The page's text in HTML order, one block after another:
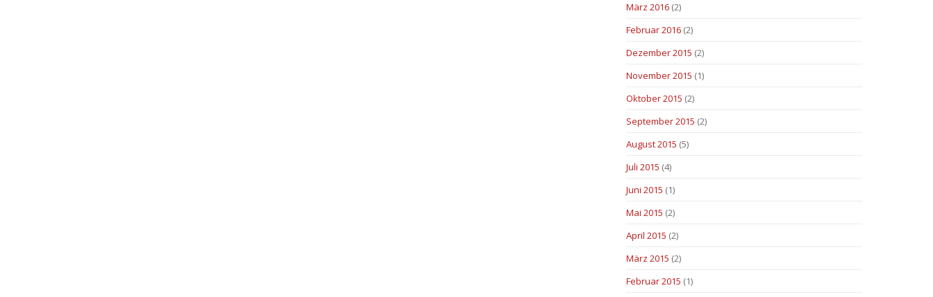
März 2016 (2)
Februar 2016 (2)
Dezember 2015 (2)
November 2015 (1)
Oktober 2015 (2)
September 2015 (2)
August 2015 (5)
Juli 2015 (4)
Juni 2015 (1)
Mai 2015 (2)
April 2015 (2)
März 2015 (2)
Februar 2015 (1)